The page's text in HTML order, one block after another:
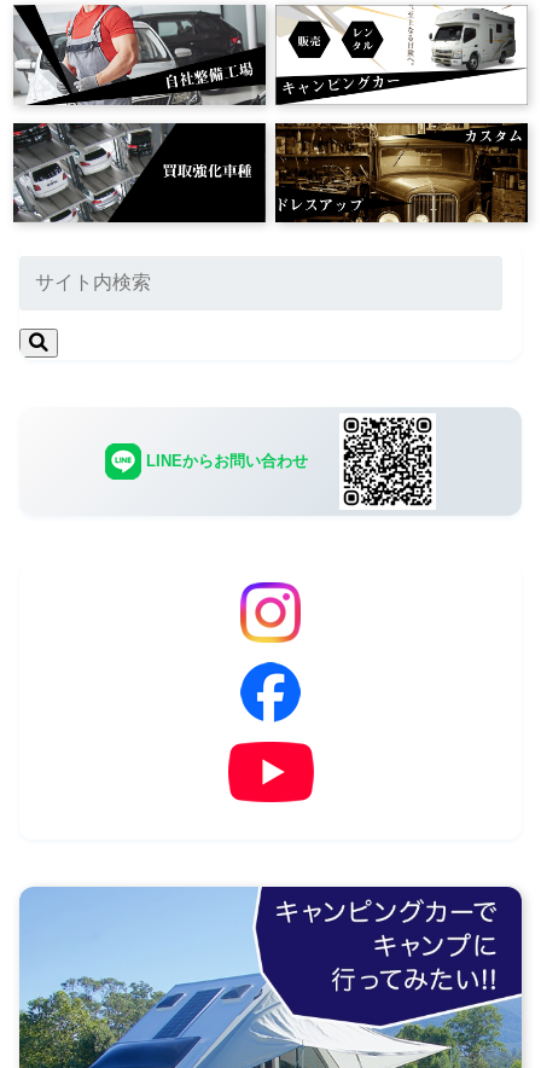
LINEからお問い合わせ